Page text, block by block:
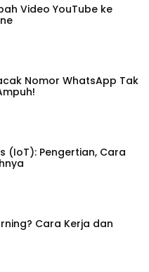
Video YouTube ke
Nomor WhatsApp Tak
(IoT): Pengertian, Cara
Cara Kerja dan